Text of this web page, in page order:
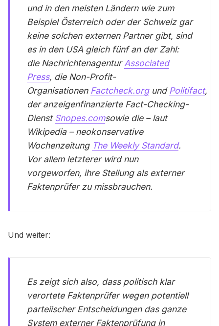
und in den meisten Ländern wie zum
Beispiel Österreich oder der Schweiz gar
keine solchen externen Partner gibt, sind
es in den USA gleich fünf an der Zahl:
die Nachrichtenagentur Associated
Press, die Non-Profit-
Organisationen Factcheck.org und Politifact,
der anzeigenfinanzierte Fact-Checking-
Dienst Snopes.comsowie die – laut
Wikipedia – neokonservative
Wochenzeitung The Weekly Standard.
Vor allem letzterer wird nun
vorgeworfen, ihre Stellung als externer
Faktenprüfer zu missbrauchen.
Und weiter:
Es zeigt sich also, dass politisch klar
verortete Faktenprüfer wegen potentiell
parteiischer Entscheidungen das ganze
System externer Faktenprüfung in